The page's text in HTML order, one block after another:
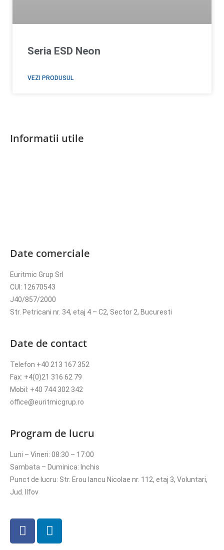
Seria ESD Neon
VEZI PRODUSUL
Informatii utile
Date comerciale
Euritmic Grup Srl
CUI: 12670543
J40/857/2000
Str. Petricani nr. 34, etaj 4 – C2, Sector 2, Bucuresti
Date de contact
Telefon +40 213 167 352
Fax: +4(0)21 316 62 79
Mobil: +40 744 302 342
office@euritmicgrup.ro
Program de lucru
Luni – Vineri: 08:30 – 17:00
Sambata – Duminica: Inchis
Punct de lucru: Str. Erou Iancu Nicolae nr. 112, etaj 3, Voluntari,
Jud. Ilfov